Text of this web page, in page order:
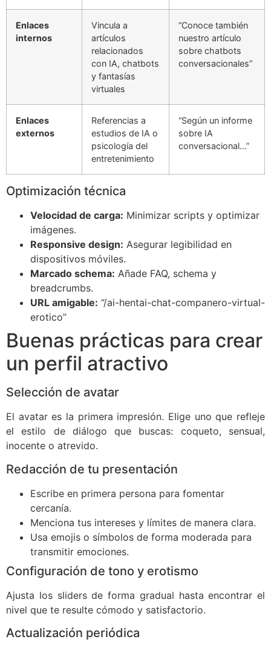
Enlaces
internos
Vincula a
artículos
relacionados
con IA, chatbots
y fantasías
virtuales
“Conoce también
nuestro artículo
sobre chatbots
conversacionales”
Enlaces
externos
Referencias a
estudios de IA o
psicología del
entretenimiento
“Según un informe
sobre IA
conversacional…”
Optimización técnica
Velocidad de carga: Minimizar scripts y optimizar
imágenes.
Responsive design: Asegurar legibilidad en
dispositivos móviles.
Marcado schema: Añade FAQ, schema y
breadcrumbs.
URL amigable: “/ai-hentai-chat-companero-virtual-
erotico”
Buenas prácticas para crear
un perfil atractivo
Selección de avatar
El avatar es la primera impresión. Elige uno que refleje
el estilo de diálogo que buscas: coqueto, sensual,
inocente o atrevido.
Redacción de tu presentación
Escribe en primera persona para fomentar
cercanía.
Menciona tus intereses y límites de manera clara.
Usa emojis o símbolos de forma moderada para
transmitir emociones.
Configuración de tono y erotismo
Ajusta los sliders de forma gradual hasta encontrar el
nivel que te resulte cómodo y satisfactorio.
Actualización periódica